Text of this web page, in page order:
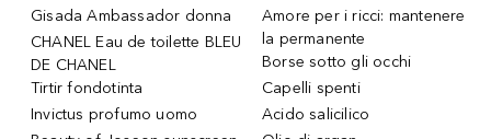
Gisada Ambassador donna
CHANEL Eau de toilette BLEU
DE CHANEL
Tirtir fondotinta
Invictus profumo uomo
Amore per i ricci: mantenere
la permanente
Borse sotto gli occhi
Capelli spenti
Acido salicilico